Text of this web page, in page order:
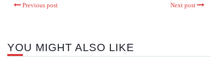
Previous post Next post
YOU MIGHT ALSO LIKE